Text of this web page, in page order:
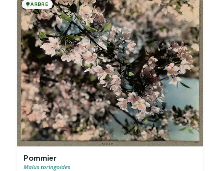
🌳ARBRE
Pommier
Malus toringoides